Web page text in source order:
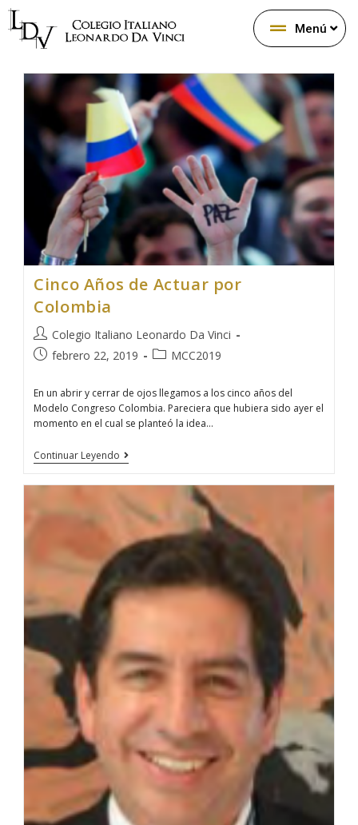
Menú
Cinco Años de Actuar por
Colombia
Colegio Italiano Leonardo Da Vinci
febrero 22, 2019
MCC2019
En un abrir y cerrar de ojos llegamos a los cinco años del
Modelo Congreso Colombia. Pareciera que hubiera sido ayer el
momento en el cual se planteó la idea…
Continuar Leyendo